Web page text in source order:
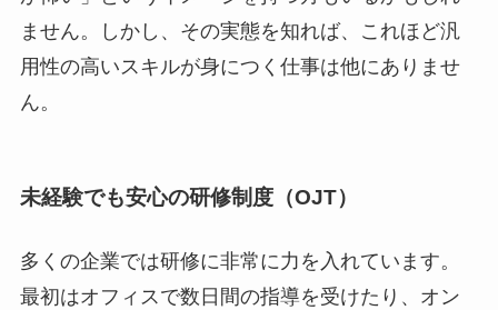
ません。しかし、その実態を知れば、これほど汎
用性の高いスキルが身につく仕事は他にありませ
ん。
未経験でも安心の研修制度（OJT）
多くの企業では研修に非常に力を入れています。
最初はオフィスで数日間の指導を受けたり、オン